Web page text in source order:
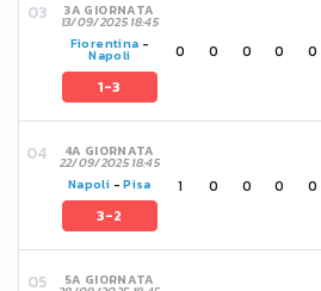
3A GIORNATA
13/09/2025 18:45
Fiorentina -
Napoli
1-3
0 0 0 0 0
4A GIORNATA
22/09/2025 18:45
Napoli -Pisa
3-2
1 0 0 0 0
5A GIORNATA